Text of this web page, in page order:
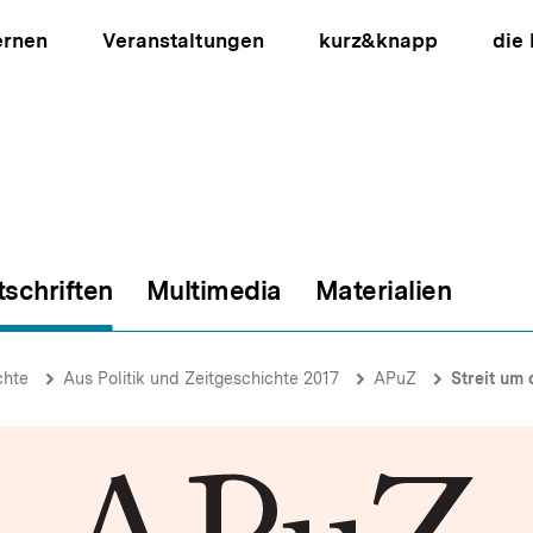
Veranstaltungen kurz&knapp die
Multimedia Materialien
Aus Politik und Zeitgeschichte 2017 APuZ Streit um